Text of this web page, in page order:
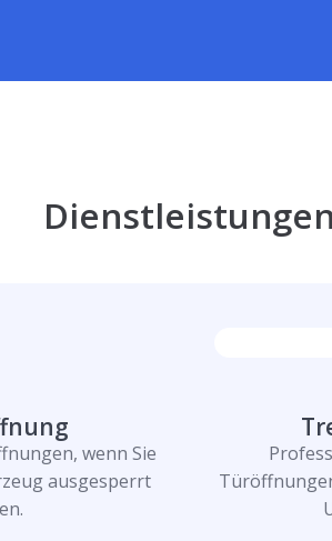
Dienstleistungen
wenn Sie
ausgesperrt